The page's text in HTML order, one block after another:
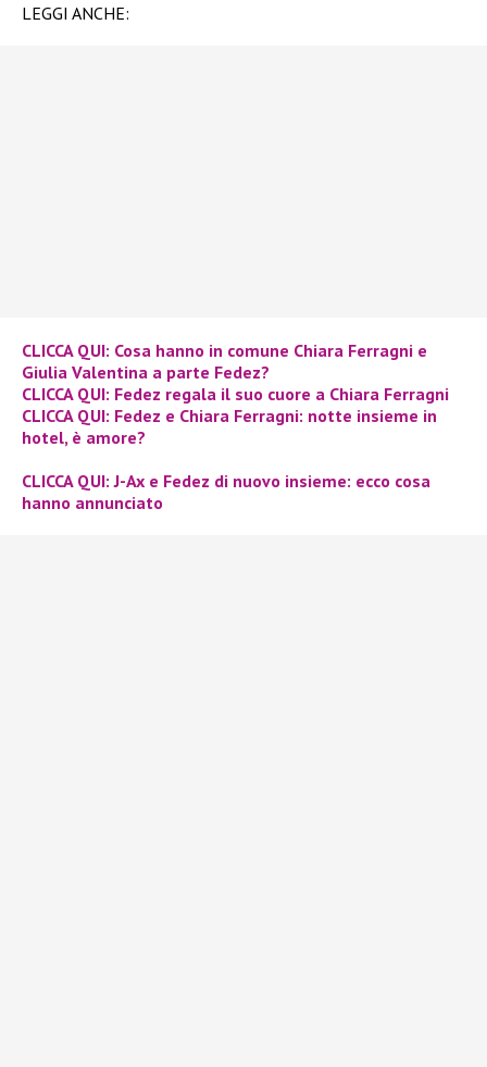
LEGGI ANCHE:
CLICCA QUI: Cosa hanno in comune Chiara Ferragni e
Giulia Valentina a parte Fedez?
CLICCA QUI: Fedez regala il suo cuore a Chiara Ferragni
CLICCA QUI: Fedez e Chiara Ferragni: notte insieme in
hotel, è amore?
CLICCA QUI: J-Ax e Fedez di nuovo insieme: ecco cosa
hanno annunciato